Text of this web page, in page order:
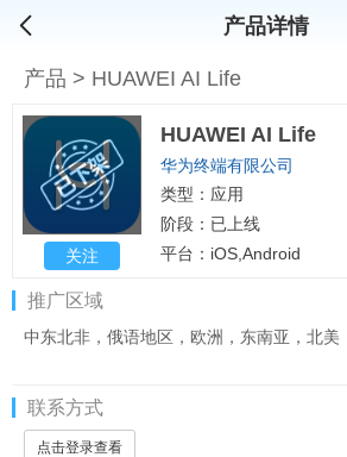
产品详情
产品 > HUAWEI AI Life
关注
HUAWEI AI Life
华为终端有限公司
类型：应用
阶段：已上线
平台：iOS,Android
推广区域
中东北非，俄语地区，欧洲，东南亚，北美
联系方式
点击登录查看